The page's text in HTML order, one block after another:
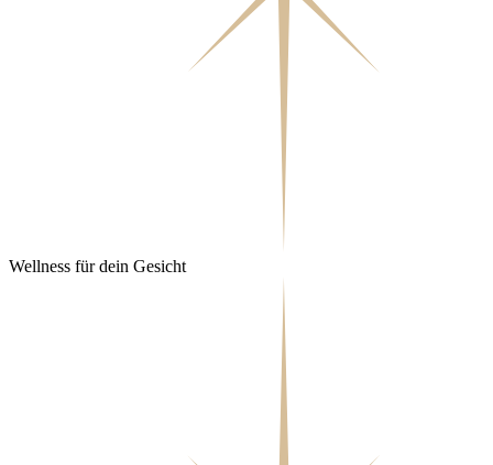
Wellness für dein Gesicht